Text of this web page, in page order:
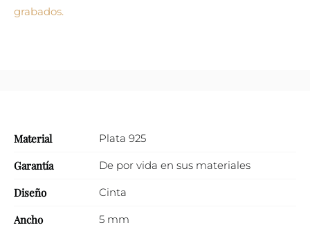
grabados.
Material Plata 925
Garantía De por vida en sus materiales
Diseño Cinta
Ancho 5 mm